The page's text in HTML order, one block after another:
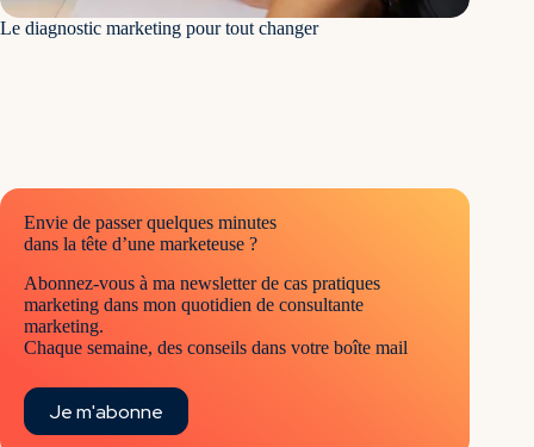
Le diagnostic marketing pour tout changer
Envie de passer quelques minutes
dans la tête d’une marketeuse ?
Abonnez-vous à ma newsletter de cas pratiques
marketing dans mon quotidien de consultante
marketing.
Chaque semaine, des conseils dans votre boîte mail
Je m'abonne